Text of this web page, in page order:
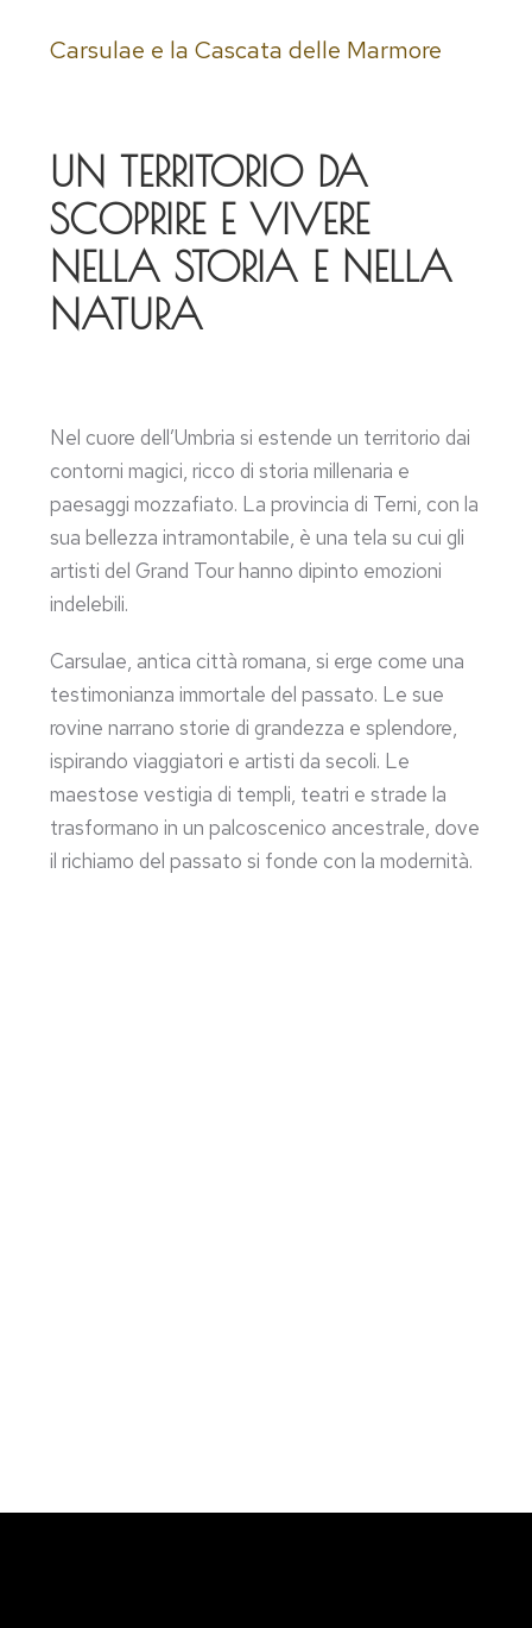
Carsulae e la Cascata delle Marmore
UN TERRITORIO DA
SCOPRIRE E VIVERE
NELLA STORIA E NELLA
NATURA
Nel cuore dell’Umbria si estende un territorio dai
contorni magici, ricco di storia millenaria e
paesaggi mozzafiato. La provincia di Terni, con la
sua bellezza intramontabile, è una tela su cui gli
artisti del Grand Tour hanno dipinto emozioni
indelebili.
Carsulae, antica città romana, si erge come una
testimonianza immortale del passato. Le sue
rovine narrano storie di grandezza e splendore,
ispirando viaggiatori e artisti da secoli. Le
maestose vestigia di templi, teatri e strade la
trasformano in un palcoscenico ancestrale, dove
il richiamo del passato si fonde con la modernità.